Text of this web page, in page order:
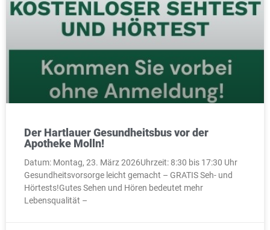
Der Hartlauer Gesundheitsbus vor der
Apotheke Molln!
Datum: Montag, 23. März 2026Uhrzeit: 8:30 bis 17:30 Uhr
Gesundheitsvorsorge leicht gemacht – GRATIS Seh- und
Hörtests!Gutes Sehen und Hören bedeutet mehr
Lebensqualität –